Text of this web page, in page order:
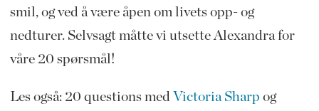
smil, og ved å være åpen om livets opp- og
nedturer. Selvsagt måtte vi utsette Alexandra for
våre 20 spørsmål!
Les også: 20 questions med Victoria Sharp og